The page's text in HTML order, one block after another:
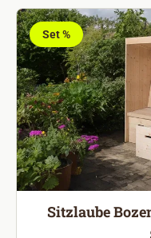
Set %
Sitzlaube